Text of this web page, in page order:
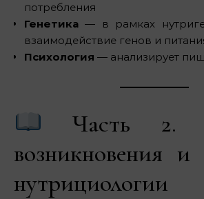
потребления
Генетика — в рамках
взаимодействие генов и
Психология — анализирует
Часть 2.
возникновения и
нутрициологии